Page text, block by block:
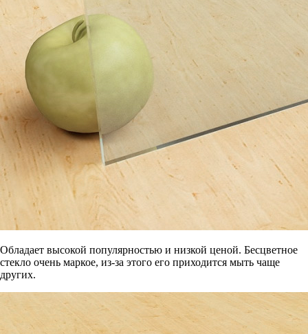
Обладает высокой популярностью и низкой ценой. Бесцветное
стекло очень маркое, из-за этого его приходится мыть чаще
других.